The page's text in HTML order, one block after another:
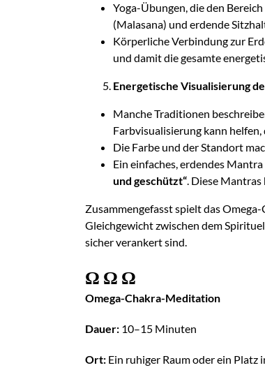
Yoga-Übungen, die den
(Malasana) und erdende
Körperliche Verbindung zur
und damit die gesamte
Energetische Visualisierung
Manche Traditionen
Farbvisualisierung kann
Die Farbe und der Standort
Ein einfaches, erdendes
und geschützt“. Diese Mantras
Zusammengefasst spielt das
Gleichgewicht zwischen dem
sicher verankert sind.
Ω Ω Ω
Omega-Chakra-Meditation
Dauer: 10–15 Minuten
Ort: Ein ruhiger Raum oder ein